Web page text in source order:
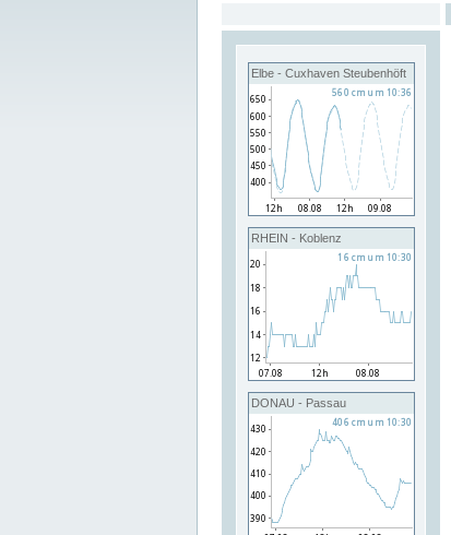
Elbe - Cuxhaven Steubenhöft
RHEIN - Koblenz
DONAU - Passau